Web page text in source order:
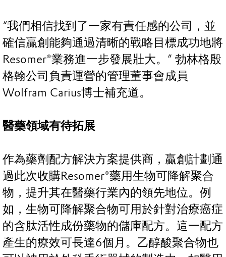
“我們相信找到了一家有責任感的公司，並
確信贏創能夠通過清晰的戰略目標成功地將
Resomer®業務進一步發展壯大。” 勃林格殷
格翰公司負責運營的管理董事會成員
Wolfram Carius博士補充道。
醫藥領域有待拓展
作為藥劑配方解決方案提供商，贏創計劃通
過此次收購Resomer®藥用生物可降解聚合
物，提升其在醫藥行業內的領先地位。例
如，生物可降解聚合物可用於針對治療癌症
的含肽活性成份藥物的儲庫配方。這一配方
產生的療效可長達6個月。乙醇酸聚合物也